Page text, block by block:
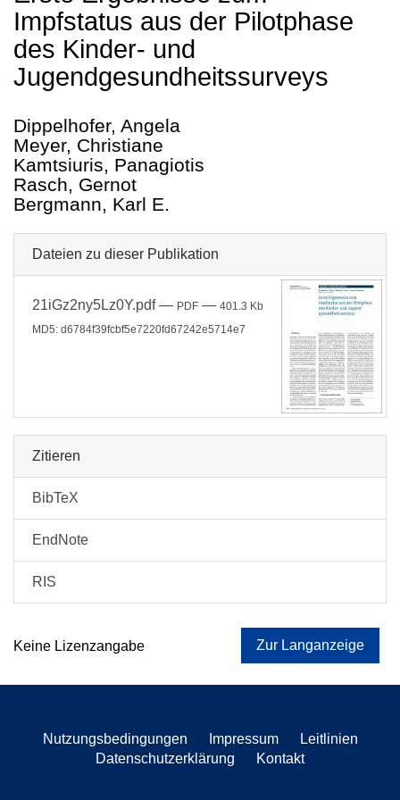
Impfstatus aus der Pilotphase
des Kinder- und
Jugendgesundheitssurveys
Dippelhofer, Angela
Meyer, Christiane
Kamtsiuris, Panagiotis
Rasch, Gernot
Bergmann, Karl E.
Dateien zu dieser Publikation
21iGz2ny5Lz0Y.pdf— PDF — 401.3 Kb
MD5: d6784f39fcbf5e7220fd67242e5714e7
Zitieren
BibTeX
EndNote
RIS
Keine Lizenzangabe Zur Langanzeige
Nutzungsbedingungen Impressum
Leitlinien
Datenschutzerklärung
Kontakt